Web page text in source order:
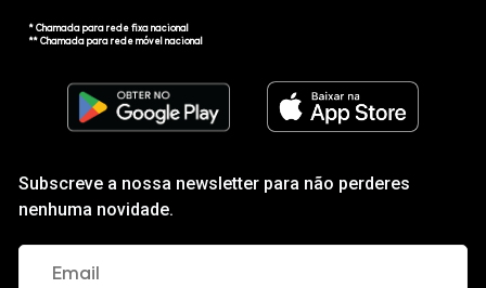
* Chamada para rede fixa nacional
** Chamada para rede móvel nacional
Subscreve a nossa newsletter para não perderes
nenhuma novidade.